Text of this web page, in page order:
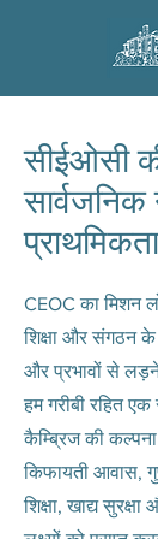
सीईओसी
सार्वजनिक
CEOC का मिशन
शिक्षा और संगठन के
और प्रभावों से
हम गरीबी रहित एक
कैम्ब्रिज की
किफायती आवास,
शिक्षा, खाद्य